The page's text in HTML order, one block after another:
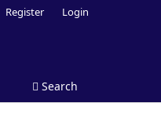
Search
Register Login